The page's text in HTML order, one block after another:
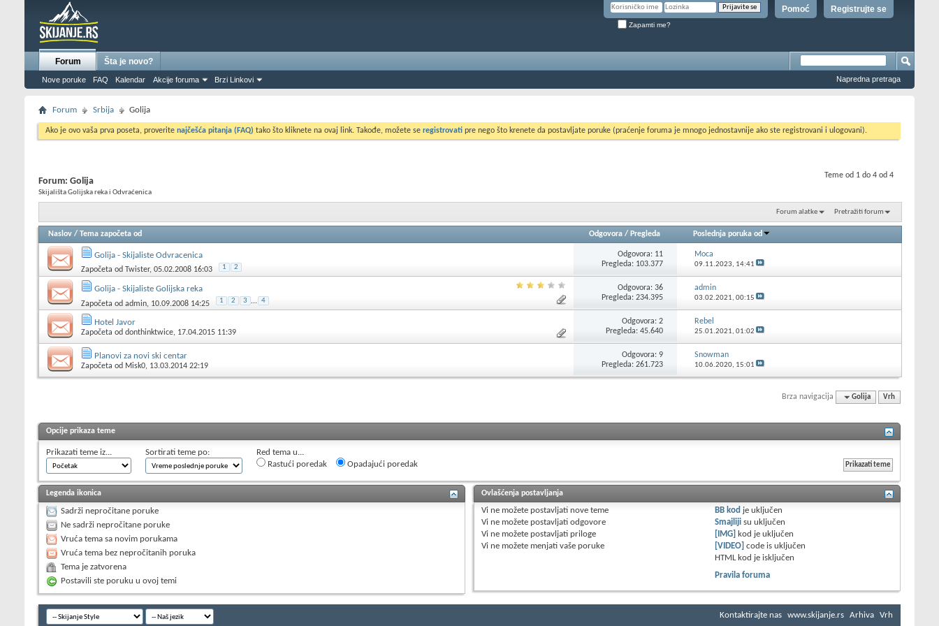
Registrujte se
Pomoć
Zapamti me?
Forum
Nove poruke FAQ Kalendar Akcije foruma Brzi Linkovi
Šta je novo?
Napredna pretraga
Forum Srbija Golija
Ako je ovo vaša prva poseta, proverite najčešća pitanja (FAQ) tako što kliknete na ovaj link. Takođe, možete se registrovati pre nego što krenete da postavljate poruke (praćenje foruma je mnogo jednostavnije ako ste registrovani i ulogovani).
Teme od 1 do 4 od 4
Forum: Golija
Skijališta Golijska reka i Odvraćenica
Forum alatke Pretražiti forum
Naslov / Tema započeta od Odgovora / Pregleda Poslednja poruka od
Golija - Skijaliste Odvracenica
Započeta od Twister, 05.02.2008 16:03 1 2
Odgovora: 11
Pregleda: 103.377
Moca
09.11.2023, 14:41
Golija - Skijaliste Golijska reka
Započeta od admin, 10.09.2008 14:25 1 2 3 ... 4
Odgovora:36
Pregleda: 234.395
admin
03.02.2021, 00:15
Hotel Javor
Započeta od donthinktwice, 17.04.2015 11:39
Odgovora:2
Pregleda: 45.640
Rebel
25.01.2021, 01:02
Planovi za novi ski centar
Započeta od Misk0, 13.03.2014 22:19
Odgovora:9
Pregleda: 261.723
Snowman
10.06.2020, 15:01
Brza navigacija Golija Vrh
Opcije prikaza teme
Prikazati teme iz... Sortirati teme po:
Red tema u...
Rastući poredak
Opadajući poredak
Legenda ikonica
Sadrži nepročitane poruke
Ne sadrži nepročitane poruke
Vruća tema sa novim porukama
Vruća tema bez nepročitanih poruka
Tema je zatvorena
Postavili ste poruku u ovoj temi
Ovlašćenja postavljanja
Vi ne možete postavljati nove teme
Vi ne možete postavljati odgovore
Vi ne možete postavljati priloge
Vi ne možete menjati vaše poruke
BB kod jeuključen
Smajliji suuključen
[IMG] kod jeuključen
[VIDEO] code isuključen
HTML kod jeisključen
Pravila foruma
Kontaktirajte nas www.skijanje.rs Arhiva Vrh